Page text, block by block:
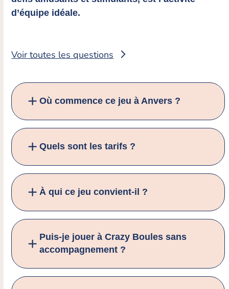
d’équipe idéale.
Voir toutes les questions
Où commence ce jeu à Anvers ?
Quels sont les tarifs ?
À qui ce jeu convient-il ?
Puis-je jouer à Crazy Boules sans
accompagnement ?